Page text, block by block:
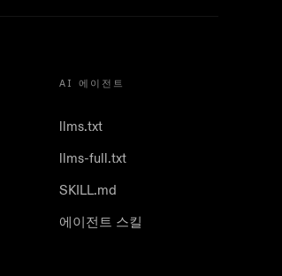
AI 에이전트
llms.txt
llms-full.txt
SKILL.md
에이전트 스킬